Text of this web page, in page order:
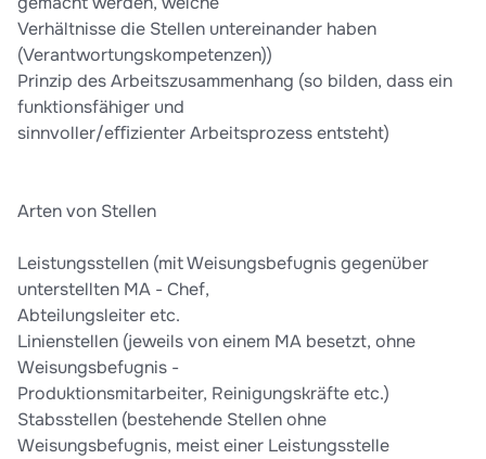
Verhältnisse die Stellen untereinander haben
(Verantwortungskompetenzen))
Prinzip des Arbeitszusammenhang (so bilden, dass ein
funktionsfähiger und
sinnvoller/eﬃzienter Arbeitsprozess entsteht)
Arten von Stellen
Leistungsstellen (mit Weisungsbefugnis gegenüber
unterstellten MA - Chef,
Abteilungsleiter etc.
Linienstellen (jeweils von einem MA besetzt, ohne
Weisungsbefugnis -
Produktionsmitarbeiter, Reinigungskräfte etc.)
Stabsstellen (bestehende Stellen ohne
Weisungsbefugnis, meist einer Leistungsstelle